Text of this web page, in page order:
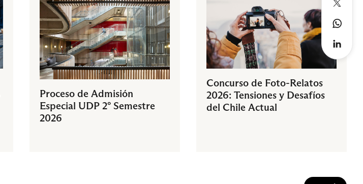
Proceso de Admisión
Especial UDP 2° Semestre
2026
Concurso de Foto-Relatos
2026: Tensiones y Desafíos
del Chile Actual